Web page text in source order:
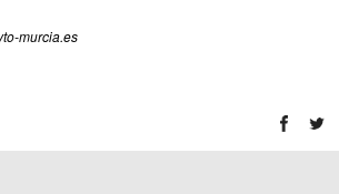
murcia.es